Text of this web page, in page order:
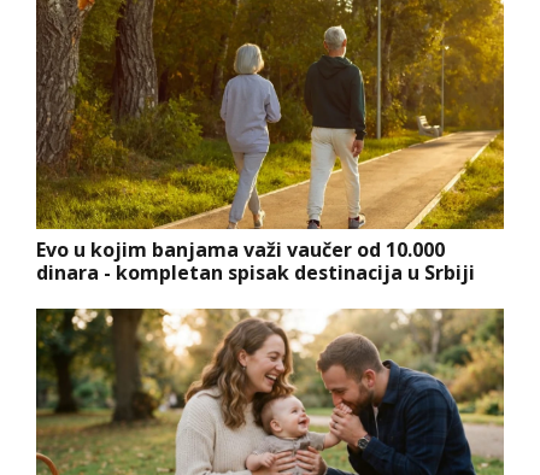
Evo u kojim banjama važi vaučer od 10.000
dinara - kompletan spisak destinacija u Srbiji